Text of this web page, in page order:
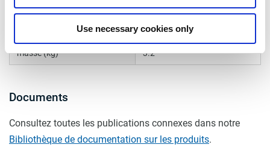
Use necessary cookies only
MODULAR oui
12
masse (kg) 3.2
Documents
Consultez toutes les publications connexes dans notre
Bibliothèque de documentation sur les produits.